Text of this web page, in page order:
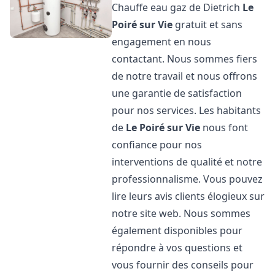
Chauffe eau gaz de Dietrich Le
Poiré sur Vie gratuit et sans
engagement en nous
contactant. Nous sommes fiers
de notre travail et nous offrons
une garantie de satisfaction
pour nos services. Les habitants
de Le Poiré sur Vie nous font
confiance pour nos
interventions de qualité et notre
professionnalisme. Vous pouvez
lire leurs avis clients élogieux sur
notre site web. Nous sommes
également disponibles pour
répondre à vos questions et
vous fournir des conseils pour